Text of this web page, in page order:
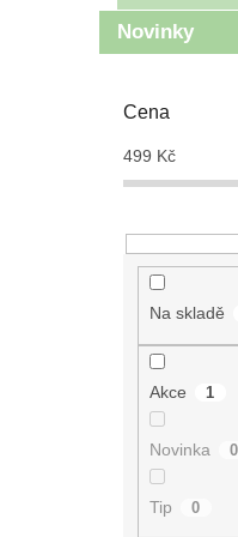
Novinky
Cena
499 Kč
Na skladě
Akce 1
Novinka 0
Tip 0